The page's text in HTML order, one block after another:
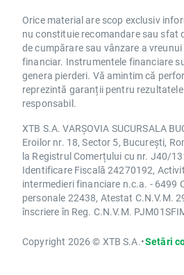
Orice material are scop exclusiv
nu constituie recomandare sau sfat
de cumpărare sau vânzare a
financiar. Instrumentele financiare
genera pierderi. Vă amintim că
reprezintă garanții pentru
responsabil.
XTB S.A. VARȘOVIA SUCURSALA
Eroilor nr. 18, Sector 5, București,
la Registrul Comerțului cu nr. J40/
Identificare Fiscală 24270192,
intermedieri financiare n.c.a. - 6499
personale 22438, Atestat C.N.V.M.
înscriere în Reg. C.N.V.M.
Copyright 2026 © XTB S.A.•Setări